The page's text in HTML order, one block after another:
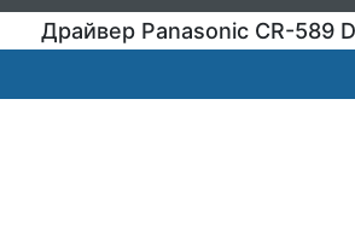
Драйвер Panasonic CR-589